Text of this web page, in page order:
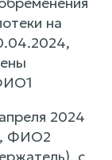
на
2024
ФИО2
с